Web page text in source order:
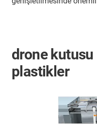
drone
plastikler